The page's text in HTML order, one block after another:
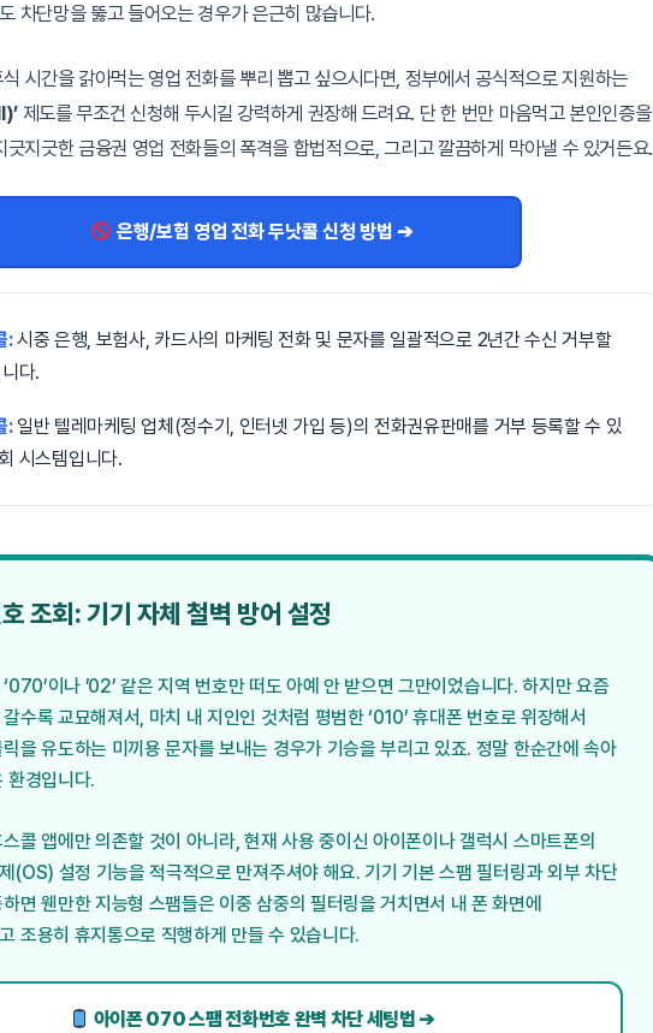
차단망을 뚫고 들어오는 경우가 은근히 많습니다.
시간을 갉아먹는 영업 전화를 뿌리 뽑고 싶으시다면, 정부에서 공식적으로 지원하는
제도를 무조건 신청해 두시길 강력하게 권장해 드려요. 단 한 번만 마음먹고 본인인증을
긋지긋한 금융권 영업 전화들의 폭격을 합법적으로, 그리고 깔끔하게 막아낼 수 있거든요.
은행/보험 영업 전화 두낫콜 신청 방법 ➔
:시중 은행, 보험사, 카드사의 마케팅 전화 및 문자를 일괄적으로 2년간 수신 거부할
다.
:일반 텔레마케팅 업체(정수기, 인터넷 가입 등)의 전화권유판매를 거부 등록할 수 있
시스템입니다.
조회: 기기 자체 철벽 방어 설정
이나 ’02’ 같은 지역 번호만 떠도 아예 안 받으면 그만이었습니다. 하지만 요즘
수록 교묘해져서, 마치 내 지인인 것처럼 평범한 ‘010’ 휴대폰 번호로 위장해서
을 유도하는 미끼용 문자를 보내는 경우가 기승을 부리고 있죠. 정말 한순간에 속아
환경입니다.
콜 앱에만 의존할 것이 아니라, 현재 사용 중이신 아이폰이나 갤럭시 스마트폰의
(OS) 설정 기능을 적극적으로 만져주셔야 해요. 기기 기본 스팸 필터링과 외부 차단
면 웬만한 지능형 스팸들은 이중 삼중의 필터링을 거치면서 내 폰 화면에
조용히 휴지통으로 직행하게 만들 수 있습니다.
아이폰 070 스팸 전화번호 완벽 차단 세팅법 ➔